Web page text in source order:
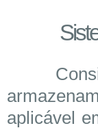
Consiste
aplicável